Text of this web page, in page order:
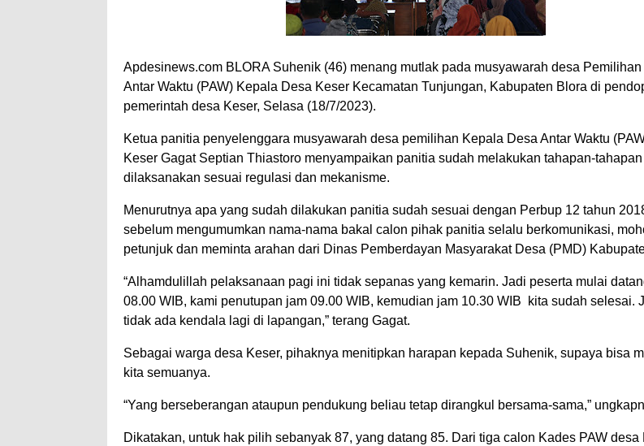
Apdesinews.com BLORA Suhenik (46) menang mutlak pada musyawarah desa
Antar Waktu (PAW) Kepala Desa Keser Kecamatan Tunjungan, Kabupaten Blora di
pemerintah desa Keser, Selasa (18/7/2023).
Ketua panitia penyelenggara musyawarah desa pemilihan Kepala Desa Antar Waktu
Keser Gagat Septian Thiastoro menyampaikan panitia sudah melakukan tahapan-
dilaksanakan sesuai regulasi dan mekanisme.
Menurutnya apa yang sudah dilakukan panitia sudah sesuai dengan Perbup 12 tahun
sebelum mengumumkan nama-nama bakal calon pihak panitia selalu berkomunikasi,
petunjuk dan meminta arahan dari Dinas Pemberdayan Masyarakat Desa (PMD)
“Alhamdulillah pelaksanaan pagi ini tidak sepanas yang kemarin. Jadi peserta mulai
08.00 WIB, kami penutupan jam 09.00 WIB, kemudian jam 10.30 WIB kita sudah selesai.
tidak ada kendala lagi di lapangan,” terang Gagat.
Sebagai warga desa Keser, pihaknya menitipkan harapan kepada Suhenik, supaya bisa
kita semuanya.
“Yang berseberangan ataupun pendukung beliau tetap dirangkul bersama-sama,”
Dikatakan, untuk hak pilih sebanyak 87, yang datang 85. Dari tiga calon Kades PAW desa